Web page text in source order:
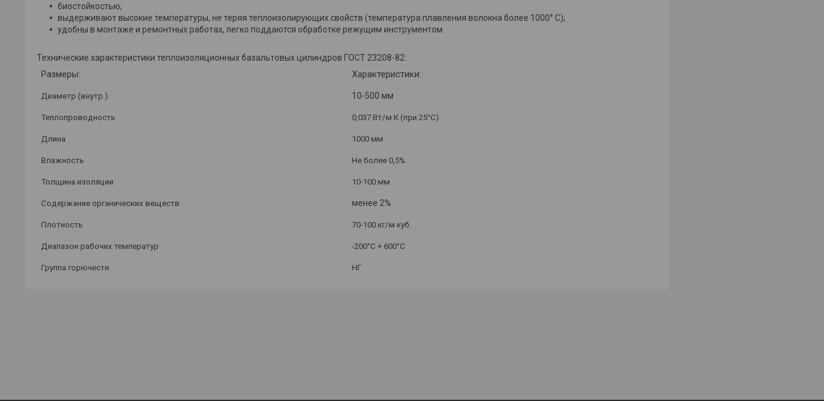
биостойкостью;
выдерживают высокие температуры, не теряя теплоизолирующих свойств (температура плавления волокна более 1000° С);
удобны в монтаже и ремонтных работах, легко поддаются обработке режущим инструментом.
Технические характеристики теплоизоляционных базальтовых цилиндров ГОСТ 23208-82:
Размеры: Характеристики:
Диаметр (внутр .) 10-500 мм
Теплопроводность 0,037 Вт/м К (при 25°С)
Длина 1000 мм
Влажность Не более 0,5%
Толщина изоляции 10-100 мм
Содержание органических веществ менее 2%
Плотность 70-100 кг/м куб
Диапазон рабочих температур -200°С + 600°С
Группа горючести НГ